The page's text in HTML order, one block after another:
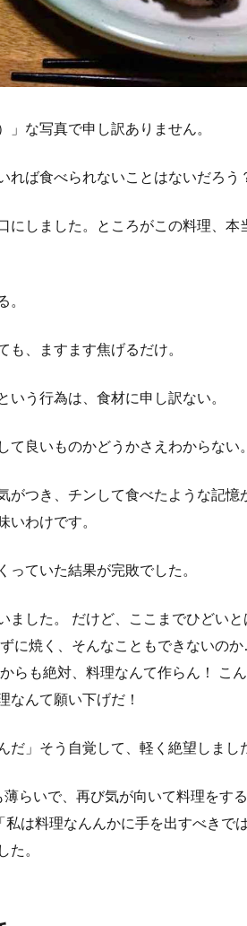
な写真で申し訳ありません。
れば食べられないことはないだろう
にしました。ところがこの料理、本
。
も、ますます焦げるだけ。
いう行為は、食材に申し訳ない。
良いものかどうかさえわからない。
がつき、チンして食べたような記憶
いわけです。
っていた結果が完敗でした。
ました。 だけど、ここまでひどい
に焼く、そんなこともできないの
らも絶対、料理なんて作らん！ こ
なんて願い下げだ！
だ」そう自覚して、軽く絶望しまし
らいで、再び気が向いて料理をする
は料理なんんかに手を出すべきで
た。